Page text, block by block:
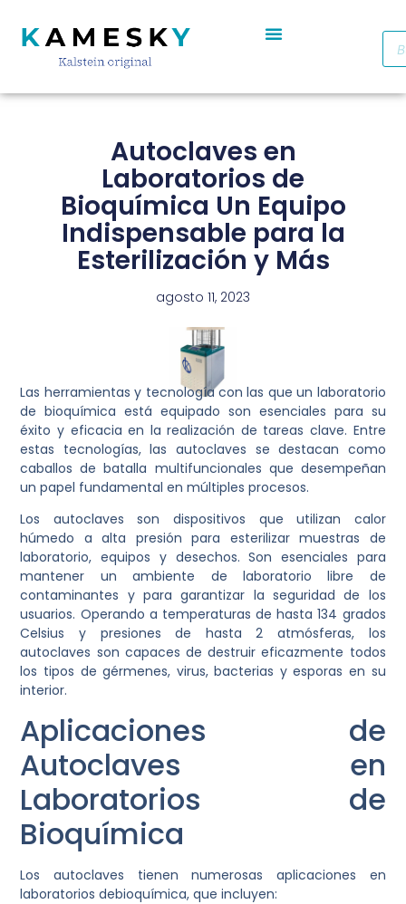
Autoclaves en
Laboratorios de
Bioquímica Un Equipo
Indispensable para la
Esterilización y Más
agosto 11, 2023
Las herramientas y tecnología con las que un laboratorio
de bioquímica está equipado son esenciales para su
éxito y eficacia en la realización de tareas clave. Entre
estas tecnologías, las autoclaves se destacan como
caballos de batalla multifuncionales que desempeñan
un papel fundamental en múltiples procesos.
Los autoclaves son dispositivos que utilizan calor
húmedo a alta presión para esterilizar muestras de
laboratorio, equipos y desechos. Son esenciales para
mantener un ambiente de laboratorio libre de
contaminantes y para garantizar la seguridad de los
usuarios. Operando a temperaturas de hasta 134 grados
Celsius y presiones de hasta 2 atmósferas, los
autoclaves son capaces de destruir eficazmente todos
los tipos de gérmenes, virus, bacterias y esporas en su
interior.
Aplicaciones de
Autoclaves en
Laboratorios de
Bioquímica
Los autoclaves tienen numerosas aplicaciones en
laboratorios debioquímica, que incluyen: